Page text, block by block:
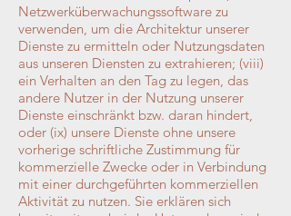
Netzwerküberwachungssoftware zu
verwenden, um die Architektur unserer
Dienste zu ermitteln oder Nutzungsdaten
aus unseren Diensten zu extrahieren; (viii)
ein Verhalten an den Tag zu legen, das
andere Nutzer in der Nutzung unserer
Dienste einschränkt bzw. daran hindert,
oder (ix) unsere Dienste ohne unsere
vorherige schriftliche Zustimmung für
kommerzielle Zwecke oder in Verbindung
mit einer durchgeführten kommerziellen
Aktivität zu nutzen. Sie erklären sich